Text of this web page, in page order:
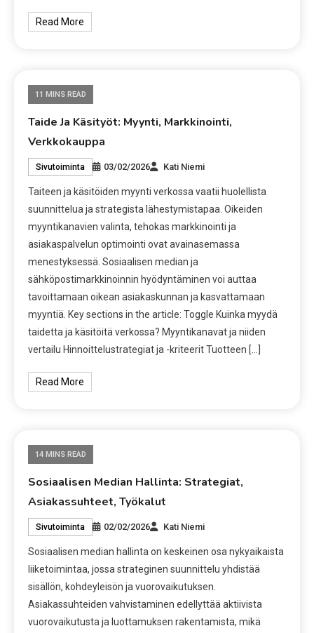
Read More
11 MINS READ
Taide Ja Käsityöt: Myynti, Markkinointi,
Verkkokauppa
Sivutoiminta 03/02/2026 Kati Niemi
Taiteen ja käsitöiden myynti verkossa vaatii huolellista
suunnittelua ja strategista lähestymistapaa. Oikeiden
myyntikanavien valinta, tehokas markkinointi ja
asiakaspalvelun optimointi ovat avainasemassa
menestyksessä. Sosiaalisen median ja
sähköpostimarkkinoinnin hyödyntäminen voi auttaa
tavoittamaan oikean asiakaskunnan ja kasvattamaan
myyntiä. Key sections in the article: Toggle Kuinka myydä
taidetta ja käsitöitä verkossa? Myyntikanavat ja niiden
vertailu Hinnoittelustrategiat ja -kriteerit Tuotteen […]
Read More
14 MINS READ
Sosiaalisen Median Hallinta: Strategiat,
Asiakassuhteet, Työkalut
Sivutoiminta 02/02/2026 Kati Niemi
Sosiaalisen median hallinta on keskeinen osa nykyaikaista
liiketoimintaa, jossa strateginen suunnittelu yhdistää
sisällön, kohdeyleisön ja vuorovaikutuksen.
Asiakassuhteiden vahvistaminen edellyttää aktiivista
vuorovaikutusta ja luottamuksen rakentamista, mikä